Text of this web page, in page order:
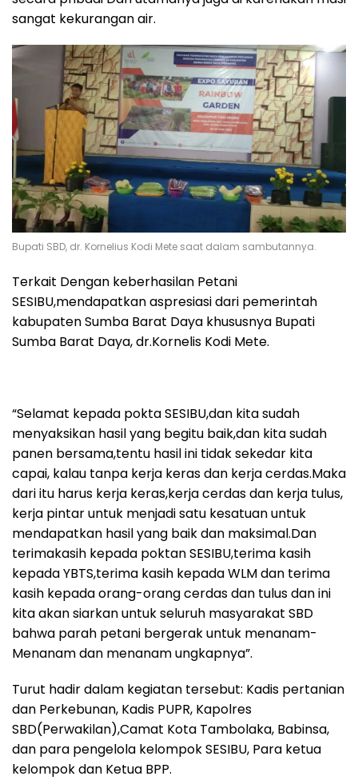
sangat kekurangan air.
Bupati SBD, dr. Kornelius Kodi Mete saat dalam sambutannya.
Terkait Dengan keberhasilan Petani
SESIBU,mendapatkan aspresiasi dari pemerintah
kabupaten Sumba Barat Daya khususnya Bupati
Sumba Barat Daya, dr.Kornelis Kodi Mete.
“Selamat kepada pokta SESIBU,dan kita sudah
menyaksikan hasil yang begitu baik,dan kita sudah
panen bersama,tentu hasil ini tidak sekedar kita
capai, kalau tanpa kerja keras dan kerja cerdas.Maka
dari itu harus kerja keras,kerja cerdas dan kerja tulus,
kerja pintar untuk menjadi satu kesatuan untuk
mendapatkan hasil yang baik dan maksimal.Dan
terimakasih kepada poktan SESIBU,terima kasih
kepada YBTS,terima kasih kepada WLM dan terima
kasih kepada orang-orang cerdas dan tulus dan ini
kita akan siarkan untuk seluruh masyarakat SBD
bahwa parah petani bergerak untuk menanam-
Menanam dan menanam ungkapnya”.
Turut hadir dalam kegiatan tersebut: Kadis pertanian
dan Perkebunan, Kadis PUPR, Kapolres
SBD(Perwakilan),Camat Kota Tambolaka, Babinsa,
dan para pengelola kelompok SESIBU, Para ketua
kelompok dan Ketua BPP.